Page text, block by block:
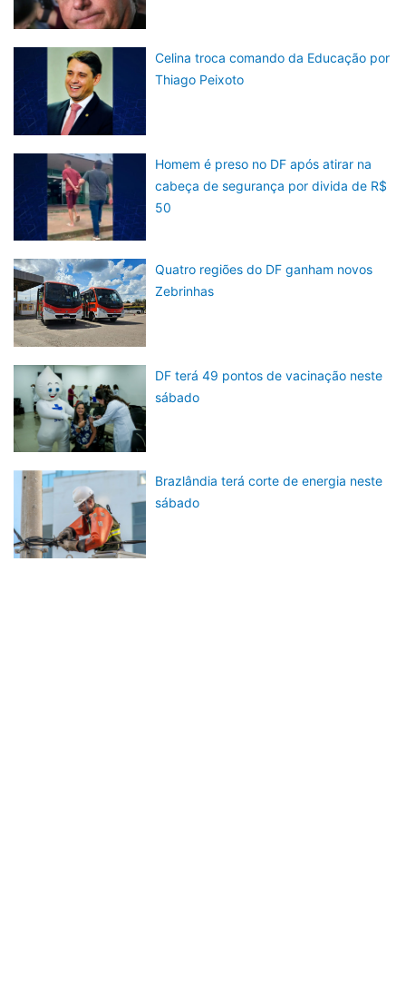
Celina troca comando da Educação por
Thiago Peixoto
Homem é preso no DF após atirar na
cabeça de segurança por divida de R$
50
Quatro regiões do DF ganham novos
Zebrinhas
DF terá 49 pontos de vacinação neste
sábado
Brazlândia terá corte de energia neste
sábado